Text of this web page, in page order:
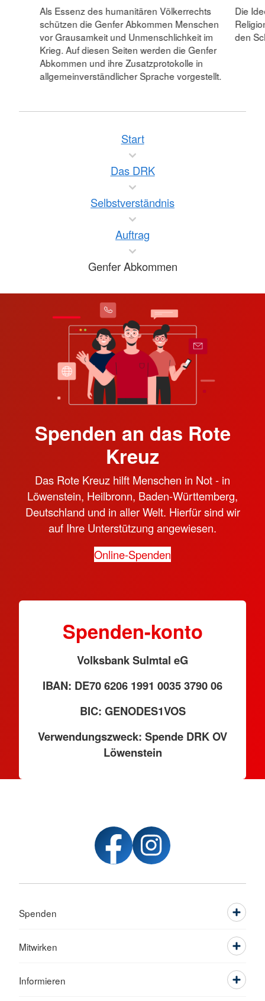
Als Essenz des humanitären Völkerrechts
schützen die Genfer Abkommen Menschen
vor Grausamkeit und Unmenschlichkeit im
Krieg. Auf diesen Seiten werden die Genfer
Abkommen und ihre Zusatzprotokolle in
allgemeinverständlicher Sprache vorgestellt.
Die
den
Start
Das DRK
Selbstverständnis
Auftrag
Genfer Abkommen
Spenden an das Rote
Kreuz
Das Rote Kreuz hilft Menschen in Not - in
Löwenstein, Heilbronn, Baden-Württemberg,
Deutschland und in aller Welt. Hierfür sind wir
auf Ihre Unterstützung angewiesen.
Online-Spenden
Spenden-konto
Volksbank Sulmtal eG
IBAN: DE70 6206 1991 0035 3790 06
BIC: GENODES1VOS
Verwendungszweck: Spende DRK OV
Löwenstein
Spenden
Mitwirken
Informieren